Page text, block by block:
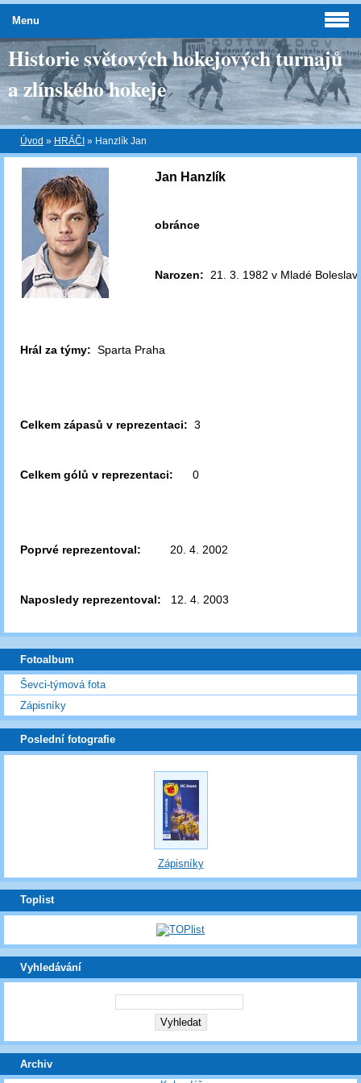
Historie světových hokejových turnajů
a zlínského hokeje
Úvod » HRÁČI » Hanzlík Jan
Jan Hanzlík
obránce
Narozen: 21. 3. 1982 v Mladé Boleslavi
Hrál za týmy: Sparta Praha
Celkem zápasů v reprezentaci: 3
Celkem gólů v reprezentaci: 0
Poprvé reprezentoval: 20. 4. 2002
Naposledy reprezentoval: 12. 4. 2003
Menu
Fotoalbum
Ševci-týmová fota
Zápisníky
Poslední fotografie
Zápisníky
Toplist
Vyhledávání
Archiv